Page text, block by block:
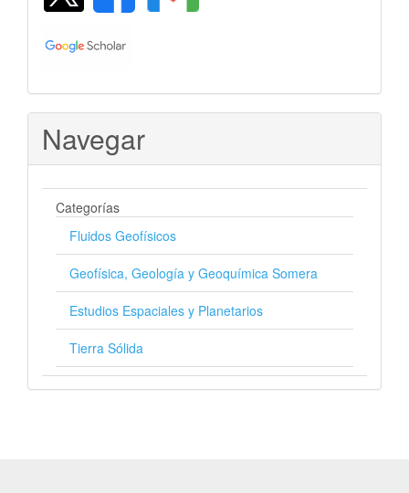
Navegar
Categorías
Fluidos Geofísicos
Geofísica, Geología y Geoquímica Somera
Estudios Espaciales y Planetarios
Tierra Sólida